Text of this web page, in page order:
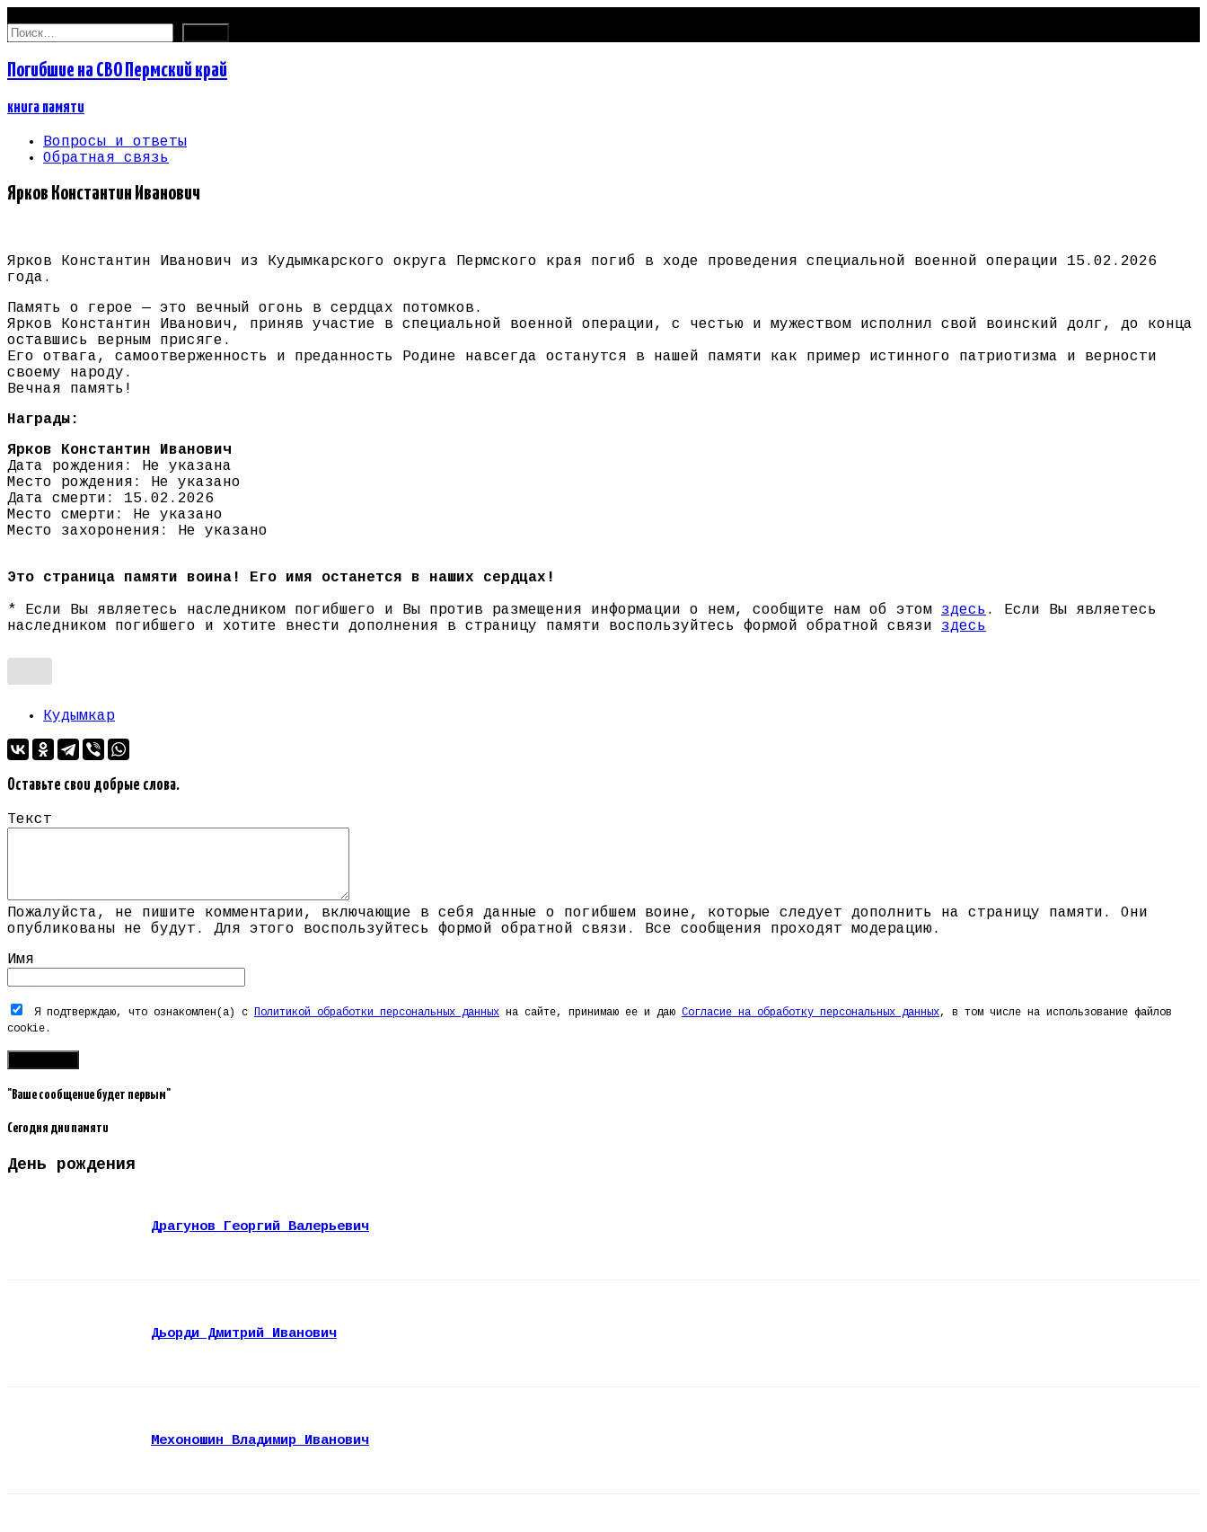
Найти:
Погибшие на СВО Пермский край
книга памяти
Вопросы и ответы
Обратная связь
Ярков Константин Иванович
Ярков Константин Иванович из Кудымкарского округа Пермского края погиб в ходе проведения специальной военной операции 15.02.2026
года.
Память о герое — это вечный огонь в сердцах потомков.
Ярков Константин Иванович, приняв участие в специальной военной операции, с честью и мужеством исполнил свой воинский долг, до конца
оставшись верным присяге.
Его отвага, самоотверженность и преданность Родине навсегда останутся в нашей памяти как пример истинного патриотизма и верности
своему народу.
Вечная память!
Награды:
Ярков Константин Иванович
Дата рождения: Не указана
Место рождения: Не указано
Дата смерти: 15.02.2026
Место смерти: Не указано
Место захоронения: Не указано
Это страница памяти воина! Его имя останется в наших сердцах!
* Если Вы являетесь наследником погибшего и Вы против размещения информации о нем, сообщите нам об этом здесь . Если Вы являетесь
наследником погибшего и хотите внести дополнения в страницу памяти воспользуйтесь формой обратной связи здесь
Кудымкар
Оставьте свои добрые слова.
Текст
Пожалуйста, не пишите комментарии, включающие в себя данные о погибшем воине, которые следует дополнить на страницу памяти. Они
опубликованы не будут. Для этого воспользуйтесь формой обратной связи. Все сообщения проходят модерацию.
Имя
Я подтверждаю, что ознакомлен(а) с Политикой обработки персональных данных на сайте, принимаю ее и даю Согласие на обработку персональных данных, в том числе на использование файлов
cookie.
"Ваше сообщение будет первым"
Сегодня дни памяти
День рождения
Драгунов Георгий Валерьевич
Дьорди Дмитрий Иванович
Мехоношин Владимир Иванович